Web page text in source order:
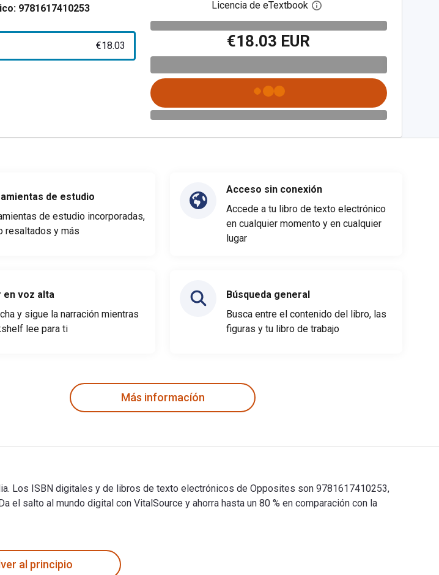
9781617410253
€18.03
Licencia de eTextbook Abre el cuadro de diálogo
€18.03 EUR
de estudio
de estudio incorporadas,
resaltados y más
en voz alta
y sigue la narración mientras
lee para ti
Acceso sin conexión
Accede a tu libro de texto electrónico
en cualquier momento y en cualquier
lugar
Búsqueda general
Busca entre el contenido del libro, las
figuras y tu libro de trabajo
Más informacíón
Los ISBN digitales y de libros de texto electrónicos de Opposites son 9781617410253,
salto al mundo digital con VitalSource y ahorra hasta un 80 % en comparación con la
al principio